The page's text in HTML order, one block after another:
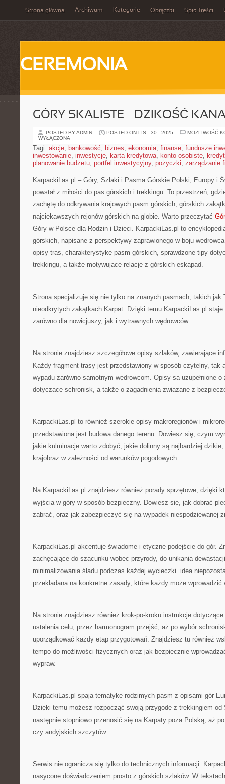
Strona główna Archiwum Kategorie Obrączki Spis Treści
CEREMONIA
GÓRY SKALISTE – DZIKOŚĆ
POSTED BY ADMIN POSTED ON LIS - 30 - 2025
MOŻLIWOŚĆ
WYŁĄCZONA
Tagi: akcje, bankowość, biznes, ekonomia, finanse, fundusze
inwestowanie, inwestycje, karta kredytowa, konto osobiste,
planowanie budżetu, portfel inwestycyjny, pożyczki, zarządzanie
KarpackiLas.pl – Góry, Szlaki i Pasma Górskie Polski, Europy i
powstał z miłości do pas górskich i trekkingu. To przestrzeń,
zachętę do odkrywania krajowych pasm górskich, górskich
najciekawszych rejonów górskich na globie. Warto przeczytać
Góry w Polsce dla Rodzin i Dzieci. KarpackiLas.pl to
górskich, napisane z perspektywy zaprawionego w boju
opisy tras, charakterystykę pasm górskich, sprawdzone tipy
trekkingu, a także motywujące relacje z górskich eskapad.
Strona specjalizuje się nie tylko na znanych pasmach, takich jak
nieodkrytych zakątkach Karpat. Dzięki temu KarpackiLas.pl
zarówno dla nowicjuszy, jak i wytrawnych wędrowców.
Na stronie znajdziesz szczegółowe opisy szlaków, zawierające
Każdy fragment trasy jest przedstawiony w sposób czytelny, tak
wypadu zarówno samotnym wędrowcom. Opisy są uzupełnione
dotyczące schronisk, a także o zagadnienia związane z
KarpackiLas.pl to również szerokie opisy makroregionów i
przedstawiona jest budowa danego terenu. Dowiesz się, czym
jakie kulminacje warto zdobyć, jakie dolinny są najbardziej
krajobraz w zależności od warunków pogodowych.
Na KarpackiLas.pl znajdziesz również porady sprzętowe, dzięki
wyjścia w góry w sposób bezpieczny. Dowiesz się, jak dobrać
zabrać, oraz jak zabezpieczyć się na wypadek niespodziewanej
KarpackiLas.pl akcentuje świadome i etyczne podejście do gór.
zachęcające do szacunku wobec przyrody, do unikania
minimalizowania śladu podczas każdej wycieczki. idea
przekładana na konkretne zasady, które każdy może wprowadzić
Na stronie znajdziesz również krok-po-kroku instrukcje
ustalenia celu, przez harmonogram przejść, aż po wybór
uporządkować każdy etap przygotowań. Znajdziesz tu również
tempo do możliwości fizycznych oraz jak bezpiecznie
wypraw.
KarpackiLas.pl spaja tematykę rodzimych pasm z opisami gór
Dzięki temu możesz rozpocząć swoją przygodę z trekkingiem od
następnie stopniowo przenosić się na Karpaty poza Polską, aż
czy andyjskich szczytów.
Serwis nie ogranicza się tylko do technicznych informacji.
nasycone doświadczeniem prosto z górskich szlaków. W